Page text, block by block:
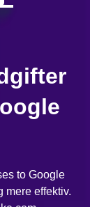
to Google
mere effektiv.